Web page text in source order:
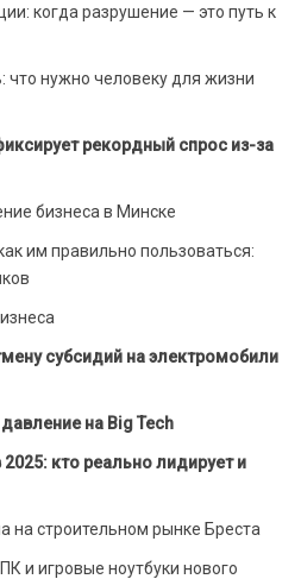
когда разрушение — это путь к
нужно человеку для жизни
рекордный спрос из-за
бизнеса в Минске
им правильно пользоваться:
субсидий на электромобили
на Big Tech
кто реально лидирует и
на строительном рынке Бреста
и игровые ноутбуки нового